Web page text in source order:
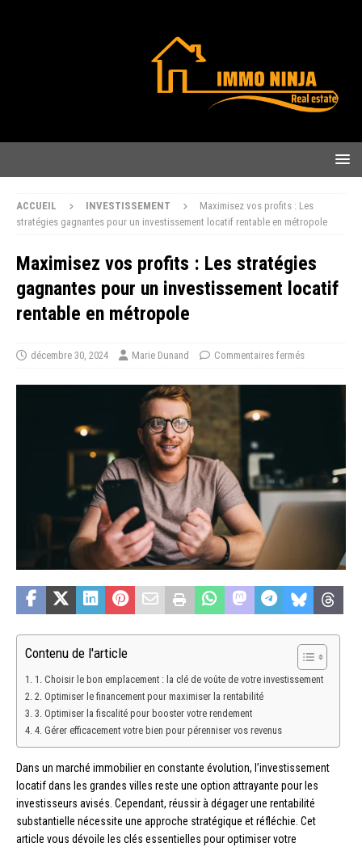
ACCUEIL INVESTISSEMENT
Maximisez vos profits : Les
stratégies gagnantes pour un investissement locatif rentable en métropole
Maximisez vos profits : Les stratégies
gagnantes pour un investissement locatif
rentable en métropole
décembre 30, 2024 Marie Dunand Commentaires fermés
Contenu de l'article
1. Choisir le bon emplacement : la clé de voûte de votre investissement
2. Optimiser le financement pour maximiser la rentabilité
3. Optimiser la fiscalité pour booster votre rendement
4. Gérer efficacement votre bien pour pérenniser vos revenus
Dans un marché immobilier en constante évolution, l’investissement
locatif dans les grandes villes reste une option attrayante pour les
investisseurs avisés. Cependant, réussir à dégager une rentabilité
substantielle nécessite une approche stratégique et réfléchie. Cet
article vous dévoile les clés essentielles pour optimiser votre